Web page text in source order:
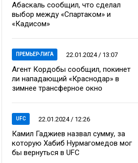
Абаскаль сообщил, что сделал
выбор между «Спартаком» и
«Кадисом»
ПРЕМЬЕР-ЛИГА 22.01.2024 / 13:07
Агент Кордобы сообщил, покинет
ли нападающий «Краснодар» в
зимнее трансферное окно
UFC 22.01.2024 / 12:26
Камил Гаджиев назвал сумму, за
которую Хабиб Нурмагомедов мог
бы вернуться в UFC